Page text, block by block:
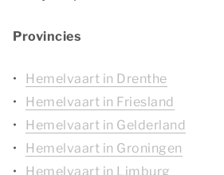
Provincies
Hemelvaart in Drenthe
Hemelvaart in Friesland
Hemelvaart in Gelderland
Hemelvaart in Groningen
Hemelvaart in Limburg